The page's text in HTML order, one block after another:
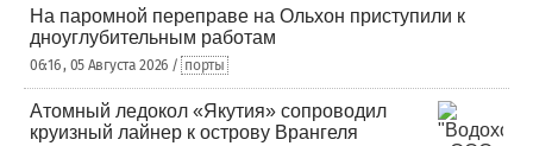
На паромной переправе на Ольхон приступили к
дноуглубительным работам
06:16 , 05 Августа 2026 / порты
Атомный ледокол «Якутия» сопроводил
круизный лайнер к острову Врангеля